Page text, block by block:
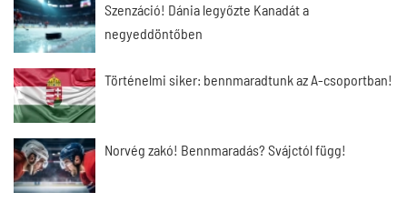
Szenzáció! Dánia legyőzte Kanadát a
negyeddöntőben
Történelmi siker: bennmaradtunk az A-csoportban!
Norvég zakó! Bennmaradás? Svájctól függ!